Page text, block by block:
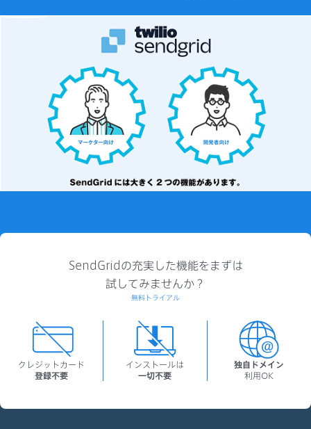
クレジットカード
登録不要
インストールは
一切不要
独自ドメイン
利用OK
SendGridの充実した機能をまずは
試してみませんか？
無料トライアル